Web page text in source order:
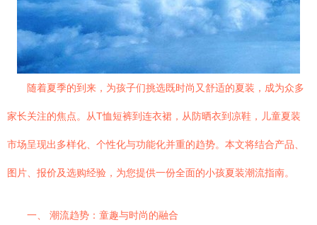
随着夏季的到来，为孩子们挑选既时尚又舒适的夏装，成为众多
家长关注的焦点。从T恤短裤到连衣裙，从防晒衣到凉鞋，儿童夏装
市场呈现出多样化、个性化与功能化并重的趋势。本文将结合产品、
图片、报价及选购经验，为您提供一份全面的小孩夏装潮流指南。
一、 潮流趋势：童趣与时尚的融合